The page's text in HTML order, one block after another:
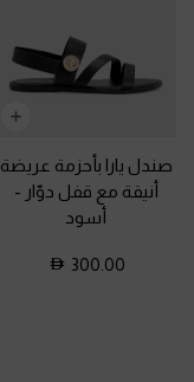
صندل يارا بأحزمة عريضة
أنيقة مع قفل دوّار -
أسود
300.00